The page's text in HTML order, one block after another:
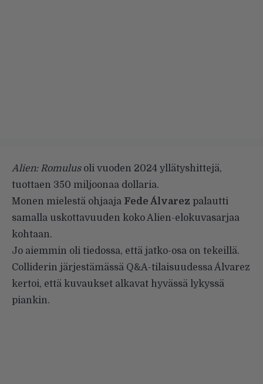
Alien: Romulusoli vuoden 2024 yllätyshittejä,
tuottaen 350 miljoonaa dollaria.
Monen mielestä ohjaaja Fede Álvarez palautti
samalla uskottavuuden koko Alien-elokuvasarjaa
kohtaan.
Jo aiemmin oli tiedossa, että jatko-osa on tekeillä.
Colliderin järjestämässä Q&A-tilaisuudessa Álvarez
kertoi, että kuvaukset alkavat hyvässä lykyssä
piankin.